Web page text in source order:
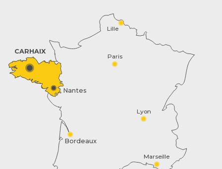
Paris
Marseille
Lyon
Lille
Bordeaux
Nantes
CARHAIX